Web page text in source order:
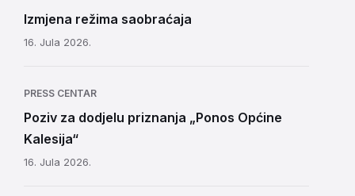
Izmjena režima saobraćaja
16. Jula 2026.
PRESS CENTAR
Poziv za dodjelu priznanja „Ponos Općine
Kalesija“
16. Jula 2026.